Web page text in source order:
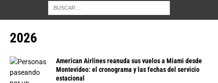
2026
American Airlines reanuda sus vuelos a Miami desde
Montevideo: el cronograma y las fechas del servicio
estacional